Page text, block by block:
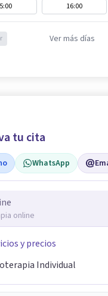
16:00
Ver más días
tu cita
WhatsApp
online
y precios
Individual